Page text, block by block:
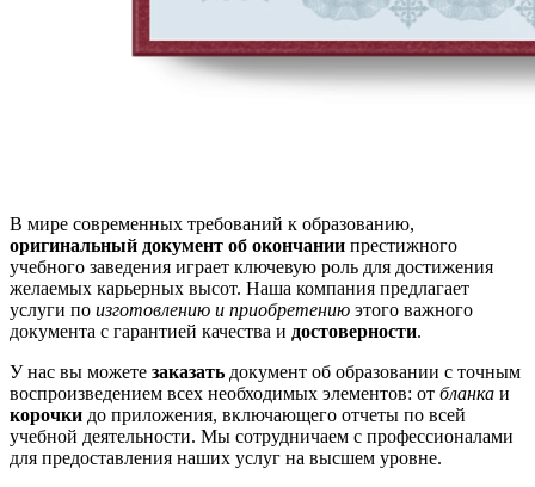
В мире современных требований к образованию,
оригинальный документ об окончании престижного
учебного заведения играет ключевую роль для достижения
желаемых карьерных высот. Наша компания предлагает
услуги по изготовлению и приобретению этого важного
документа с гарантией качества и достоверности.
У нас вы можете заказать документ об образовании с точным
воспроизведением всех необходимых элементов: от бланка и
корочки до приложения, включающего отчеты по всей
учебной деятельности. Мы сотрудничаем с профессионалами
для предоставления наших услуг на высшем уровне.